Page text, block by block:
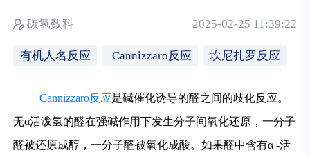
碳氢数科 2025-02-25 11:39:22
有机人名反应 Cannizzaro反应 坎尼扎罗反应
Cannizzaro反应是碱催化诱导的醛之间的歧化反应。
无α活泼氢的醛在强碱作用下发生分子间氧化还原，一分子
醛被还原成醇，一分子醛被氧化成酸。如果醛中含有α -活